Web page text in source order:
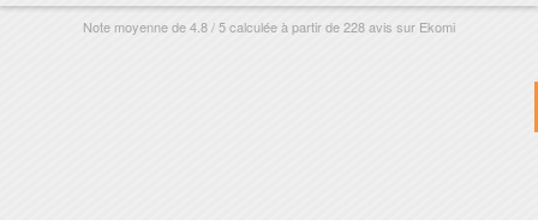
Note moyenne de4.8/5calculée à partir de228avis sur Ekomi